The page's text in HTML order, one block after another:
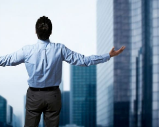
דוגמאות לעבודות שביצענו
לקוחות – משרד יחסי ציבור רונן הלל
חדר חדשות
המלצות